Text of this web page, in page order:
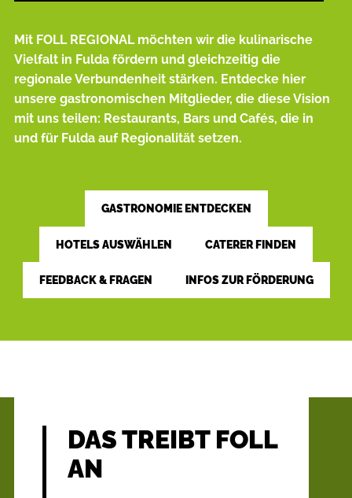
Mit FOLL REGIONAL möchten wir die kulinarische
Vielfalt in Fulda fördern und gleichzeitig die
regionale Verbundenheit stärken. Entdecke hier
unsere gastronomischen Mitglieder, die diese Vision
mit uns teilen: Restaurants, Bars und Cafés, die in
und für Fulda auf Regionalität setzen.
GASTRONOMIE ENTDECKEN
HOTELS AUSWÄHLEN CATERER FINDEN
FEEDBACK & FRAGEN INFOS ZUR FÖRDERUNG
DAS TREIBT FOLL
AN